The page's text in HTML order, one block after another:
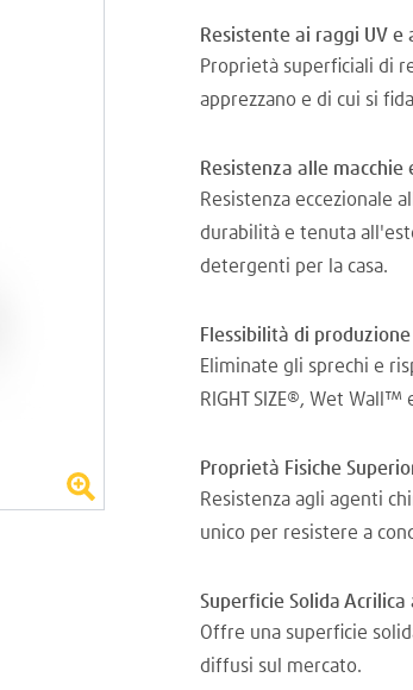
Resistente ai raggi UV
Proprietà superficiali di
apprezzano e di cui si
Resistenza alle
Resistenza eccezionale
durabilità e tenuta
detergenti per la casa.
Flessibilità di produzione
Eliminate gli sprechi e
RIGHT SIZE®, Wet Wall™
Proprietà Fisiche
Resistenza agli agenti
unico per resistere a
Superficie Solida Acrilica
Offre una superficie
diffusi sul mercato.